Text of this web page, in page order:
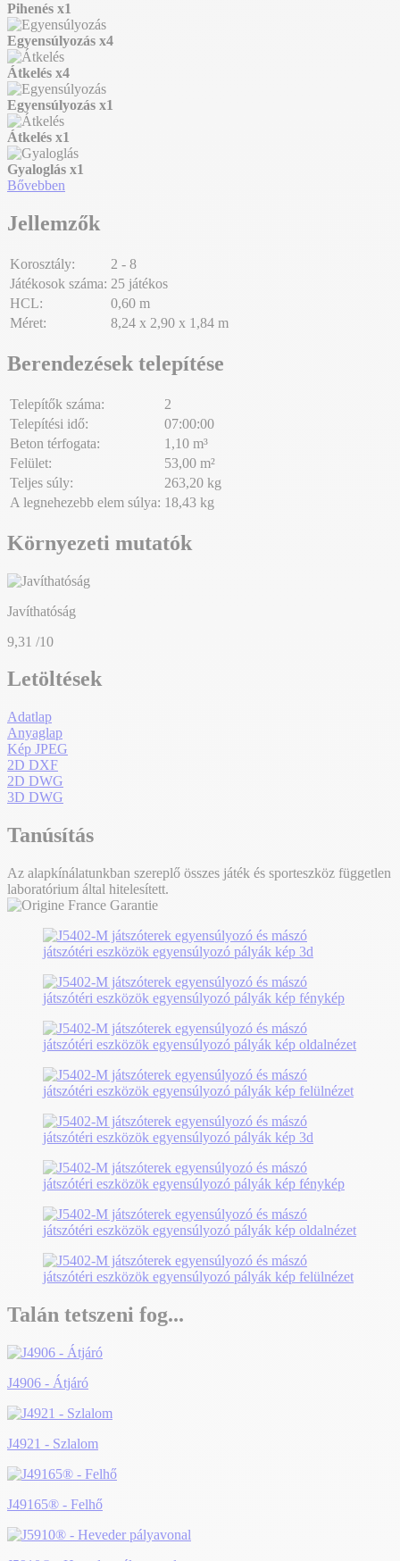
Pihenés x1
Egyensúlyozás x4
Átkelés x4
Egyensúlyozás x1
Átkelés x1
Gyaloglás x1
Bővebben
Jellemzők
Korosztály:
2 - 8
Játékosok száma: 25 játékos
HCL:
0,60 m
Méret:
8,24 x 2,90 x 1,84 m
Berendezések telepítése
Telepítők száma:
2
Telepítési idő:
07:00:00
Beton térfogata:
1,10 m³
Felület:
53,00 m²
Teljes súly:
263,20 kg
A legnehezebb elem súlya: 18,43 kg
Környezeti mutatók
Javíthatóság
9,31 /10
Letöltések
Adatlap
Anyaglap
Kép JPEG
2D DXF
2D DWG
3D DWG
Tanúsítás
Az alapkínálatunkban szereplő összes játék és sporteszköz független
laboratórium által hitelesített.
Talán tetszeni fog...
J4906 - Átjáró
J4921 - Szlalom
J49165® - Felhő